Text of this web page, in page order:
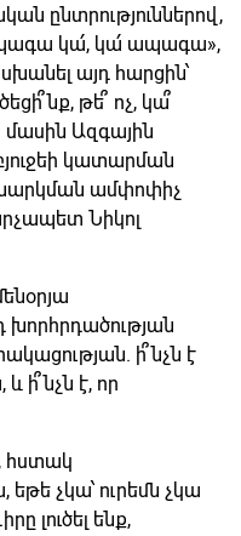
ընտրություններով,
կա՛, կա՛ ապագա»,
այդ հարցին՝
թե՞ ոչ, կա՞
Ազգային
կատարման
ամփոփիչ
Նիկոլ
խորհրդածության
ի՞նչն է
ի՞նչն է, որ
հստակ
չկա՝ ուրեմն չկա
լուծել ենք,